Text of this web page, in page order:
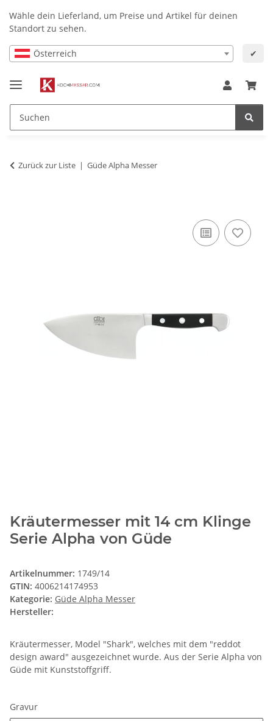
Wähle dein Lieferland, um Preise und Artikel für deinen
Standort zu sehen.
Österreich ✔
Zurück zur Liste Güde Alpha Messer
Kräutermesser mit 14 cm Klinge
Serie Alpha von Güde
Artikelnummer: 1749/14
GTIN: 4006214174953
Kategorie: Güde Alpha Messer
Hersteller:
Kräutermesser, Model "Shark", welches mit dem "reddot
design award" ausgezeichnet wurde. Aus der Serie Alpha von
Güde mit Kunststoffgriff.
Gravur